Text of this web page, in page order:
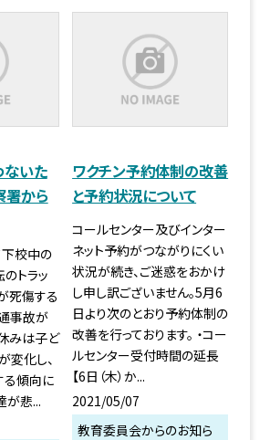
いた
署から
校中の
トラッ
死傷する
事故が
みは子ど
変化し、
傾向に
が悲...
ワクチン予約体制の改善
と予約状況について
コールセンター及びインター
ネット予約がつながりにくい
状況が続き、ご迷惑をおかけ
し申し訳ございません。5月6
日より次のとおり予約体制の
改善を行っております。 ・コー
ルセンター受付時間の延長
【6日（木）か...
2021/05/07
教育委員会からのお知ら